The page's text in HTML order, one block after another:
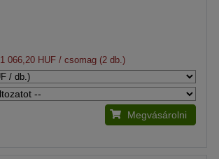
1 066,20 HUF/ csomag (2 db.)
Megvásárolni